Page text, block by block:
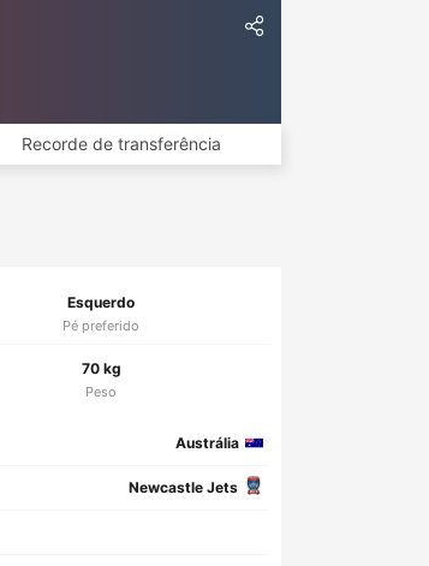
Recorde de transferência
Esquerdo
Pé preferido
70 kg
Peso
Austrália
Newcastle Jets